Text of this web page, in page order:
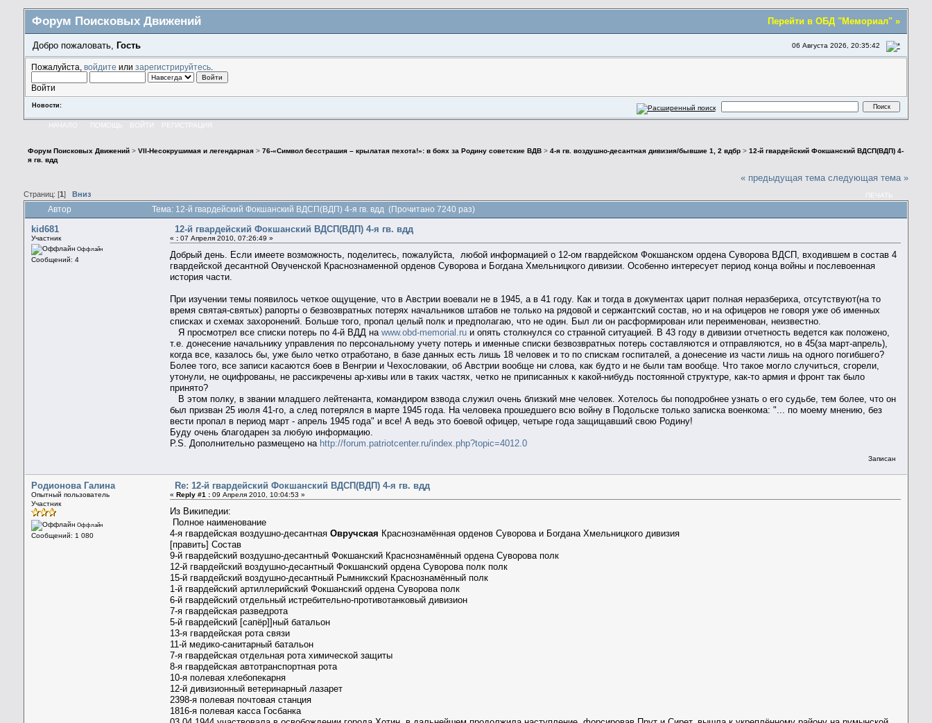
Перейти в ОБД "Мемориал" »
Форум Поисковых Движений
06 Августа 2026, 20:35:42
Добро пожаловать, Гость
Пожалуйста, войдите или зарегистрируйтесь.
Войти
Новости:
НАЧАЛО ПОМОЩЬ ВОЙТИ РЕГИСТРАЦИЯ
Форум Поисковых Движений >VII-Несокрушимая и легендарная >76-«Символ бесстрашия – крылатая пехота!»: в боях за Родину советские ВДВ >4-я гв. воздушно-десантная дивизия/бывшие 1, 2 вдбр >12-й гвардейский Фокшанский ВДСП(ВДП) 4-
я гв. вдд
« предыдущая тема следующая тема »
Страниц: [1 ] Вниз ПЕЧАТЬ
Автор Тема: 12-й гвардейский Фокшанский ВДСП(ВДП) 4-я гв. вдд (Прочитано 7240 раз)
kid681
Участник
Оффлайн
Сообщений: 4
12-й гвардейский Фокшанский ВДСП(ВДП) 4-я гв. вдд
« : 07 Апреля 2010, 07:26:49 »
Добрый день. Если имеете возможность, поделитесь, пожалуйста, любой информацией о 12-ом гвардейском Фокшанском ордена Суворова ВДСП, входившем в состав 4
гвардейской десантной Овученской Краснознаменной орденов Суворова и Богдана Хмельницкого дивизии. Особенно интересует период конца войны и послевоенная
история части.
При изучении темы появилось четкое ощущение, что в Австрии воевали не в 1945, а в 41 году. Как и тогда в документах царит полная неразбериха, отсутствуют(на то
время святая-святых) рапорты о безвозвратных потерях начальников штабов не только на рядовой и сержантский состав, но и на офицеров не говоря уже об именных
списках и схемах захоронений. Больше того, пропал целый полк и предполагаю, что не один. Был ли он расформирован или переименован, неизвестно.
Я просмотрел все списки потерь по 4-й ВДД наwww.obd-memorial.ru и опять столкнулся со странной ситуацией. В 43 году в дивизии отчетность ведется как положено,
т.е. донесение начальнику управления по персональному учету потерь и именные списки безвозвратных потерь составляются и отправляются, но в 45(за март-апрель),
когда все, казалось бы, уже было четко отработано, в базе данных есть лишь 18 человек и то по спискам госпиталей, а донесение из части лишь на одного погибшего?
Более того, все записи касаются боев в Венгрии и Чехословакии, об Австрии вообще ни слова, как будто и не были там вообще. Что такое могло случиться, сгорели,
утонули, не оцифрованы, не рассикречены ар-хивы или в таких частях, четко не приписанных к какой-нибудь постоянной структуре, как-то армия и фронт так было
принято?
В этом полку, в звании младшего лейтенанта, командиром взвода служил очень близкий мне человек. Хотелось бы поподробнее узнать о его судьбе, тем более, что он
был призван 25 июля 41-го, а след потерялся в марте 1945 года. На человека прошедшего всю войну в Подольске только записка военкома: "... по моему мнению, без
вести пропал в период март - апрель 1945 года" и все! А ведь это боевой офицер, четыре года защищавший свою Родину!
Буду очень благодарен за любую информацию.
P.S. Дополнительно размещено на http://forum.patriotcenter.ru/index.php?topic=4012.0
Записан
Родионова Галина
Опытный пользователь
Участник
Оффлайн
Сообщений: 1 080
Re: 12-й гвардейский Фокшанский ВДСП(ВДП) 4-я гв. вдд
« Reply #1 : 09 Апреля 2010, 10:04:53 »
Из Википедии:
Полное наименование
4-я гвардейская воздушно-десантнаяОвручская Краснознамённая орденов Суворова и Богдана Хмельницкого дивизия
[править] Состав
9-й гвардейский воздушно-десантный Фокшанский Краснознамённый ордена Суворова полк
12-й гвардейский воздушно-десантный Фокшанский ордена Суворова полк полк
15-й гвардейский воздушно-десантный Рымникский Краснознамённый полк
1-й гвардейский артиллерийский Фокшанский ордена Суворова полк
6-й гвардейский отдельный истребительно-противотанковый дивизион
7-я гвардейская разведрота
5-й гвардейский [сапёр]]ный батальон
13-я гвардейская рота связи
11-й медико-санитарный батальон
7-я гвардейская отдельная рота химической защиты
8-я гвардейская автотранспортная рота
10-я полевая хлебопекарня
12-й дивизионный ветеринарный лазарет
2398-я полевая почтовая станция
1816-я полевая касса Госбанка